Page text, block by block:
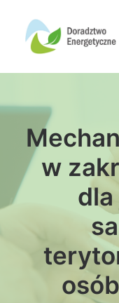
Oferta doradców
Aktualności
Wydarzenia
Oferta finansowania
Kontakt
Wyszukiwanie
w